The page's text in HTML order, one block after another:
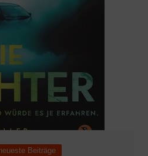
Beiträge